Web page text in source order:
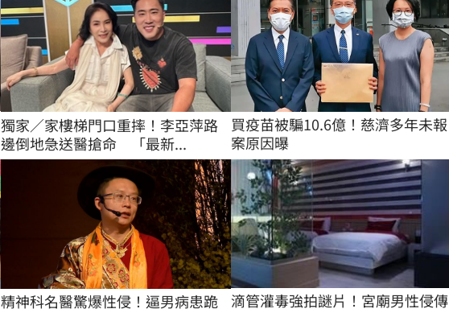
獨家／家樓梯門口重摔！李亞萍路
邊倒地急送醫搶命 「最新...
買疫苗被騙10.6億！慈濟多年未報
案原因曝
精神科名醫驚爆性侵！逼男病患跪
滴管灌毒強拍謎片！宮廟男性侵傳